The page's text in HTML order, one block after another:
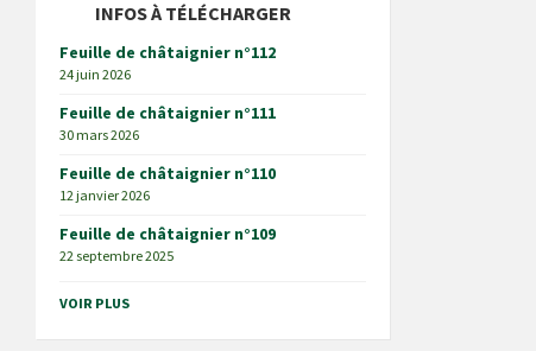
INFOS À TÉLÉCHARGER
Feuille de châtaignier n°112
24 juin 2026
Feuille de châtaignier n°111
30 mars 2026
Feuille de châtaignier n°110
12 janvier 2026
Feuille de châtaignier n°109
22 septembre 2025
VOIR PLUS